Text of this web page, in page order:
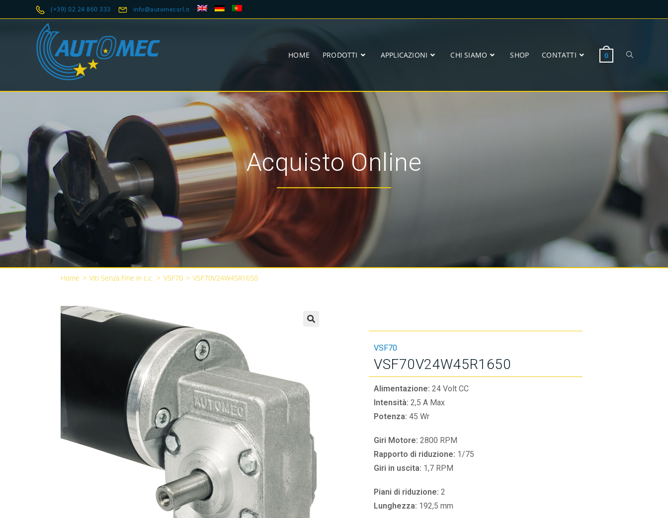
(+39) 02 24 860 333 info@automecsrl.it
HOME PRODOTTI APPLICAZIONI CHI SIAMO SHOP CONTATTI 0
Acquisto Online
Home > Viti Senza Fine in c.c. > VSF70 > VSF70V24W45R1650
VSF70
VSF70V24W45R1650
Alimentazione: 24 Volt CC
Intensità: 2,5 A Max
Potenza: 45 Wr
Giri Motore: 2800 RPM
Rapporto di riduzione: 1/75
Giri in uscita: 1,7 RPM
Piani di riduzione: 2
Lunghezza: 192,5 mm